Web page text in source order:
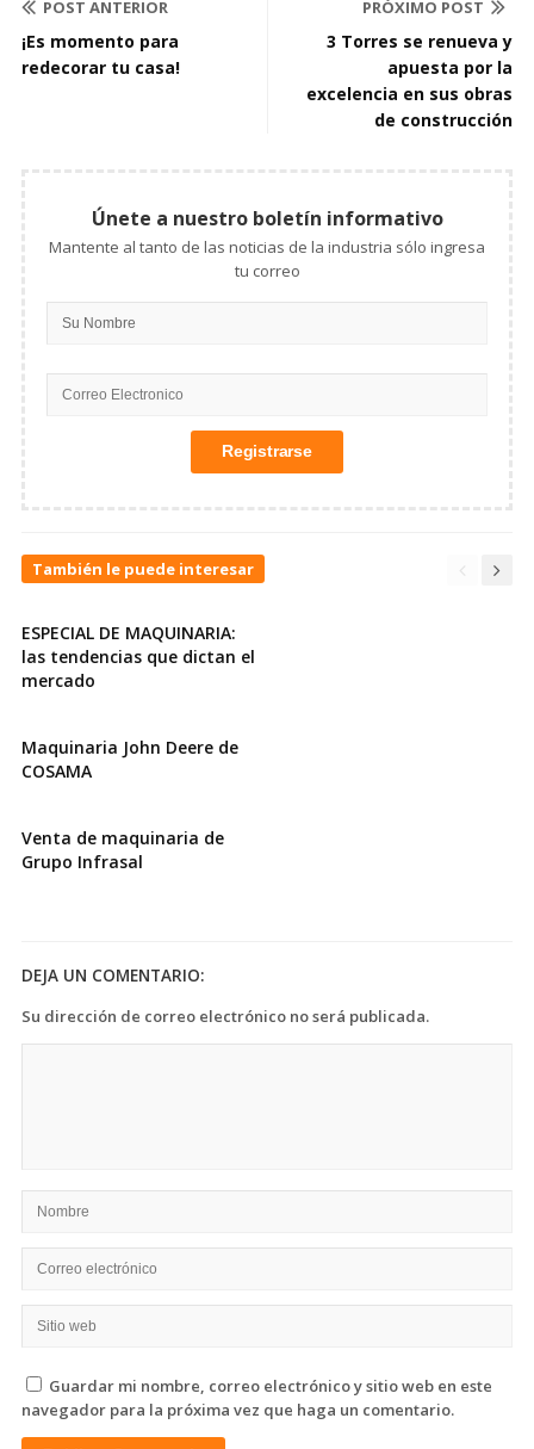
POST ANTERIOR
¡Es momento para
redecorar tu casa!
PRÓXIMO POST
3 Torres se renueva y
apuesta por la
excelencia en sus obras
de construcción
Únete a nuestro boletín informativo
Mantente al tanto de las noticias de la industria sólo ingresa
tu correo
También le puede interesar
ESPECIAL DE MAQUINARIA:
las tendencias que dictan el
mercado
Maquinaria John Deere de
COSAMA
Venta de maquinaria de
Grupo Infrasal
DEJA UN COMENTARIO:
Su dirección de correo electrónico no será publicada.
Guardar mi nombre, correo electrónico y sitio web en este
navegador para la próxima vez que haga un comentario.